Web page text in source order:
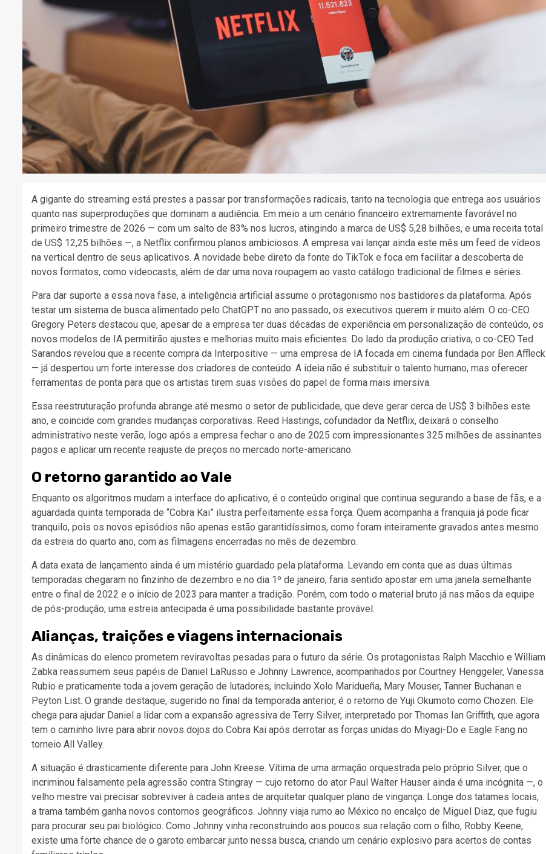
A gigante do streaming está prestes a passar por transformações radicais, tanto na tecnologia que entrega aos usuários
quanto nas superproduções que dominam a audiência. Em meio a um cenário financeiro extremamente favorável no
primeiro trimestre de 2026 — com um salto de 83% nos lucros, atingindo a marca de US$ 5,28 bilhões, e uma receita total
de US$ 12,25 bilhões —, a Netflix confirmou planos ambiciosos. A empresa vai lançar ainda este mês um feed de vídeos
na vertical dentro de seus aplicativos. A novidade bebe direto da fonte do TikTok e foca em facilitar a descoberta de
novos formatos, como videocasts, além de dar uma nova roupagem ao vasto catálogo tradicional de filmes e séries.
Para dar suporte a essa nova fase, a inteligência artificial assume o protagonismo nos bastidores da plataforma. Após
testar um sistema de busca alimentado pelo ChatGPT no ano passado, os executivos querem ir muito além. O co-CEO
Gregory Peters destacou que, apesar de a empresa ter duas décadas de experiência em personalização de conteúdo, os
novos modelos de IA permitirão ajustes e melhorias muito mais eficientes. Do lado da produção criativa, o co-CEO Ted
Sarandos revelou que a recente compra da Interpositive — uma empresa de IA focada em cinema fundada por Ben Affleck
— já despertou um forte interesse dos criadores de conteúdo. A ideia não é substituir o talento humano, mas oferecer
ferramentas de ponta para que os artistas tirem suas visões do papel de forma mais imersiva.
Essa reestruturação profunda abrange até mesmo o setor de publicidade, que deve gerar cerca de US$ 3 bilhões este
ano, e coincide com grandes mudanças corporativas. Reed Hastings, cofundador da Netflix, deixará o conselho
administrativo neste verão, logo após a empresa fechar o ano de 2025 com impressionantes 325 milhões de assinantes
pagos e aplicar um recente reajuste de preços no mercado norte-americano.
O retorno garantido ao Vale
Enquanto os algoritmos mudam a interface do aplicativo, é o conteúdo original que continua segurando a base de fãs, e a
aguardada quinta temporada de “Cobra Kai” ilustra perfeitamente essa força. Quem acompanha a franquia já pode ficar
tranquilo, pois os novos episódios não apenas estão garantidíssimos, como foram inteiramente gravados antes mesmo
da estreia do quarto ano, com as filmagens encerradas no mês de dezembro.
A data exata de lançamento ainda é um mistério guardado pela plataforma. Levando em conta que as duas últimas
temporadas chegaram no finzinho de dezembro e no dia 1º de janeiro, faria sentido apostar em uma janela semelhante
entre o final de 2022 e o início de 2023 para manter a tradição. Porém, com todo o material bruto já nas mãos da equipe
de pós-produção, uma estreia antecipada é uma possibilidade bastante provável.
Alianças, traições e viagens internacionais
As dinâmicas do elenco prometem reviravoltas pesadas para o futuro da série. Os protagonistas Ralph Macchio e William
Zabka reassumem seus papéis de Daniel LaRusso e Johnny Lawrence, acompanhados por Courtney Henggeler, Vanessa
Rubio e praticamente toda a jovem geração de lutadores, incluindo Xolo Maridueña, Mary Mouser, Tanner Buchanan e
Peyton List. O grande destaque, sugerido no final da temporada anterior, é o retorno de Yuji Okumoto como Chozen. Ele
chega para ajudar Daniel a lidar com a expansão agressiva de Terry Silver, interpretado por Thomas Ian Griffith, que agora
tem o caminho livre para abrir novos dojos do Cobra Kai após derrotar as forças unidas do Miyagi-Do e Eagle Fang no
torneio All Valley.
A situação é drasticamente diferente para John Kreese. Vítima de uma armação orquestrada pelo próprio Silver, que o
incriminou falsamente pela agressão contra Stingray — cujo retorno do ator Paul Walter Hauser ainda é uma incógnita —, o
velho mestre vai precisar sobreviver à cadeia antes de arquitetar qualquer plano de vingança. Longe dos tatames locais,
a trama também ganha novos contornos geográficos. Johnny viaja rumo ao México no encalço de Miguel Diaz, que fugiu
para procurar seu pai biológico. Como Johnny vinha reconstruindo aos poucos sua relação com o filho, Robby Keene,
existe uma forte chance de o garoto embarcar junto nessa busca, criando um cenário explosivo para acertos de contas